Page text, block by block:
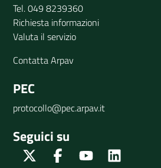
Tel. 049 8239360
Richiesta informazioni
Valuta il servizio
Contatta Arpav
PEC
protocollo@pec.arpav.it
Seguici su
Twitter FacebookYoutube